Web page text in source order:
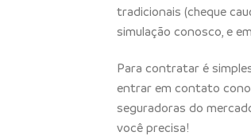
tradicionais (cheque
simulação conosco, e
Para contratar é
entrar em contato
seguradoras do
você precisa!